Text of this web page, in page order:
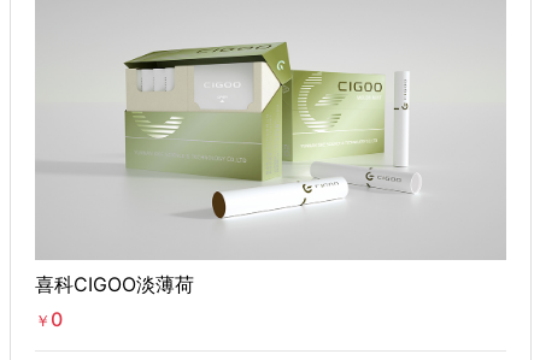
喜科CIGOO淡薄荷
￥ 0